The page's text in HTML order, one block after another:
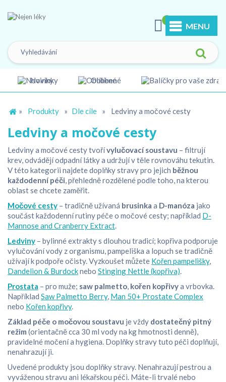
Novinky Oblíbené
MENU
» Produkty » Dle cíle » Ledviny a močové cesty
Ledviny a močové cesty
Ledviny a močové cesty tvořívylučovací soustavu – filtrují
krev, odvádějí odpadní látky a udržují v těle rovnováhu tekutin.
V této kategorii najdete doplňky stravy pro jejich běžnou
každodenní péči, přehledně rozdělené podle toho, na kterou
oblast se chcete zaměřit.
Močové cesty – tradičně užívaná brusinka a D-manóza jako
součást každodenní rutiny péče o močové cesty; například D-
Mannose and Cranberry Extract.
Ledviny – bylinné extrakty s dlouhou tradicí; kopřiva podporuje
vylučování vody z organismu, pampeliška a lopuch se tradičně
užívají k podpoře očisty. Vyzkoušet můžete Kořen pampelišky,
Dandelion & Burdocknebo Stinging Nettle (kopřiva).
Prostata – pro muže; saw palmetto, kořen kopřivya vrbovka.
Například Saw Palmetto Berry, Man 50+ Prostate Complex
nebo Kořen kopřivy.
Základ péče o močovou soustavu je vždy dostatečný pitný
režim (orientačně cca 30 ml vody na kg hmotnosti denně),
pravidelné močení a hygiena. Doplňky stravy tuto péči doplňují,
nenahrazují ji.
Uvedené produkty jsou doplňky stravy. Nenahrazují pestrou a
vyváženou stravu ani lékařskou péči. Máte-li trvalé nebo